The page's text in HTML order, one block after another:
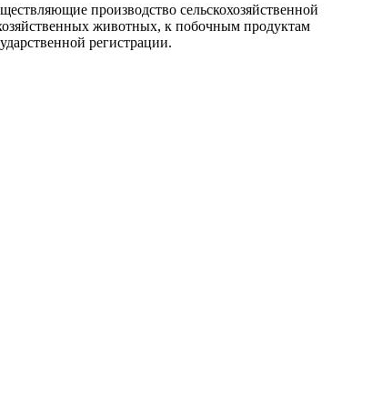
производство сельскохозяйственной
животных, к побочным продуктам
регистрации.